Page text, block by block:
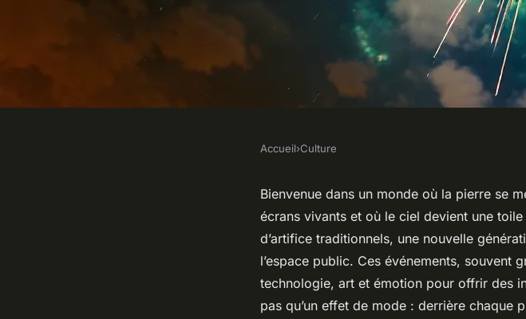
Top 10 spectacles lumineux à
manquer en 2023
Accueil›Culture
Bienvenue dans un monde où la pierre se
écrans vivants et où le ciel devient une
d’artifice traditionnels, une nouvelle
l’espace public. Ces événements, souvent
technologie, art et émotion pour offrir des
pas qu’un effet de mode : derrière chaque